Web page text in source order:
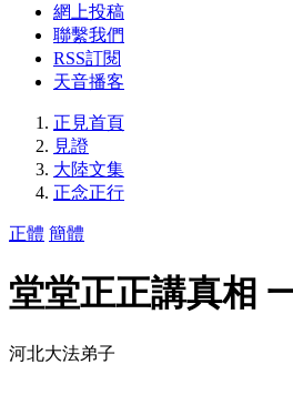
網上投稿
聯繫我們
RSS訂閱
天音播客
正見首頁
見證
大陸文集
正念正行
正體 簡體
堂堂正正講真相
河北大法弟子